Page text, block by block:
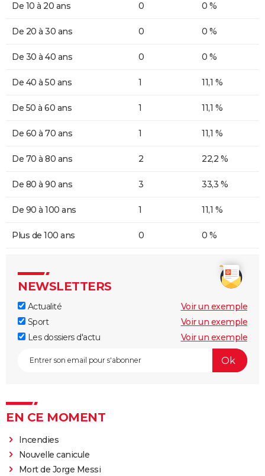
De 10 à 20 ans 0 0 %
De 20 à 30 ans 0 0 %
De 30 à 40 ans 0 0 %
De 40 à 50 ans 1 11,1 %
De 50 à 60 ans 1 11,1 %
De 60 à 70 ans 1 11,1 %
De 70 à 80 ans 2 22,2 %
De 80 à 90 ans 3 33,3 %
De 90 à 100 ans 1 11,1 %
Plus de 100 ans 0 0 %
NEWSLETTERS
Actualité
Voir un exemple
Sport
Voir un exemple
Les dossiers d'actu
Voir un exemple
EN CE MOMENT
Incendies
Nouvelle canicule
Mort de Jorge Messi